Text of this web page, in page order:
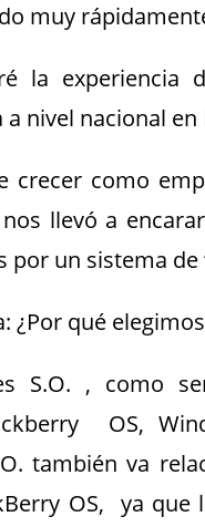
muy
la experiencia
nivel nacional en
crecer como
llevó a
un sistema de
¿Por qué
S.O. , como
OS,
también va
OS, ya